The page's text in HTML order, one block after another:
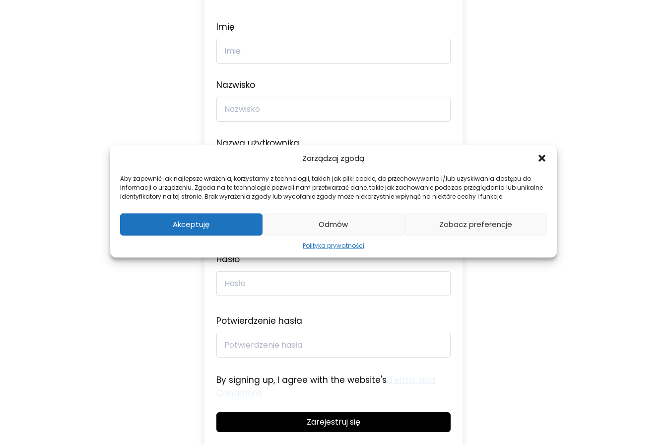
Zarządzaj zgodą
Aby zapewnić jak najlepsze wrażenia, korzystamy z technologii, takich jak pliki cookie, do przechowywania i/lub uzyskiwania dostępu do
informacji o urządzeniu. Zgoda na te technologie pozwoli nam przetwarzać dane, takie jak zachowanie podczas przeglądania lub unikalne
identyfikatory na tej stronie. Brak wyrażenia zgody lub wycofanie zgody może niekorzystnie wpłynąć na niektóre cechy i funkcje.
Akceptuję Odmów Zobacz preferencje
Polityka prywatności
Imię
Nazwisko
Nazwa użytkownika
Adres e-mail
Hasło
Potwierdzenie hasła
By signing up, I agree with the website's
Zarejestruj się